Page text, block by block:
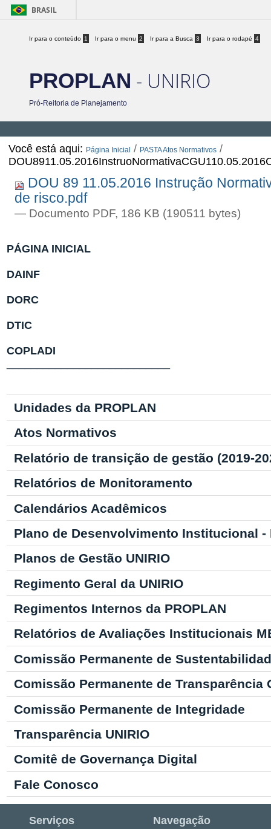
BRASIL
Ir para o conteúdo 1 Ir para o menu 2 Ir para a Busca 3 Ir para o rodapé 4
PROPLAN - UNIRIO
Pró-Reitoria de Planejamento
Você está aqui: Página Inicial / PASTA Atos Normativos /
DOU 89 11.05.2016 Instrução
de risco.pdf
— Documento PDF, 186 KB (190511 bytes)
PÁGINA INICIAL
DAINF
DORC
DTIC
COPLADI
Unidades da PROPLAN
Atos Normativos
Relatório de transição de gestão (2019-
Relatórios de Monitoramento
Calendários Acadêmicos
Plano de Desenvolvimento Institucional -
Planos de Gestão UNIRIO
Regimento Geral da UNIRIO
Regimentos Internos da PROPLAN
Relatórios de Avaliações Institucionais
Comissão Permanente de
Comissão Permanente de Transparência
Comissão Permanente de Integridade
Transparência UNIRIO
Comitê de Governança Digital
Fale Conosco
Serviços Navegação